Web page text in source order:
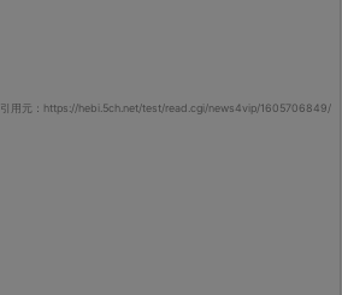
引用元：https://hebi.5ch.net/test/read.cgi/news4vip/1605706849/